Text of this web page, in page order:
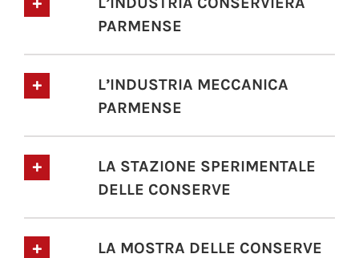
PARMENSE
L’INDUSTRIA MECCANICA
PARMENSE
LA STAZIONE SPERIMENTALE
DELLE CONSERVE
LA MOSTRA DELLE CONSERVE